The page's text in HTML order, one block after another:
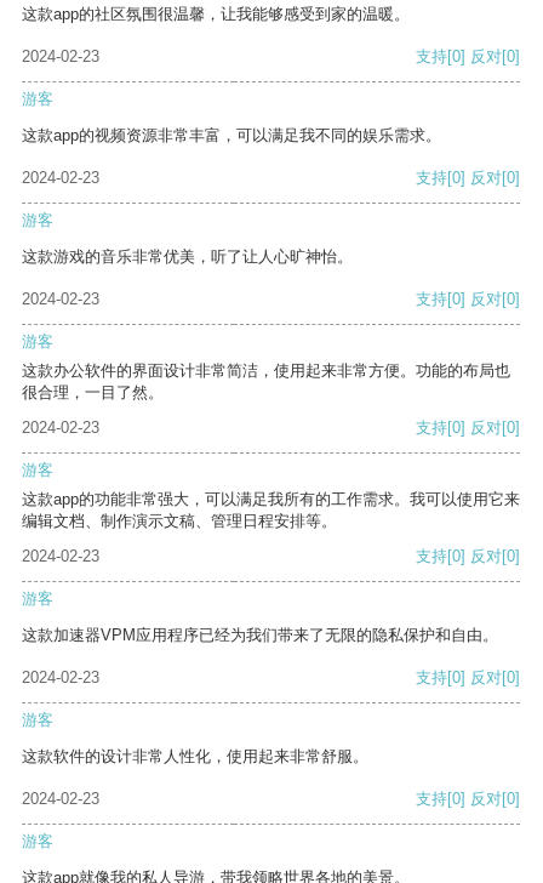
这款app的社区氛围很温馨，让我能够感受到家的温暖。
2024-02-23 支持[0] 反对[0]
游客
这款app的视频资源非常丰富，可以满足我不同的娱乐需求。
2024-02-23 支持[0] 反对[0]
游客
这款游戏的音乐非常优美，听了让人心旷神怡。
2024-02-23 支持[0] 反对[0]
游客
这款办公软件的界面设计非常简洁，使用起来非常方便。功能的布局也
很合理，一目了然。
2024-02-23
支持[0] 反对[0]
游客
这款app的功能非常强大，可以满足我所有的工作需求。我可以使用它来
编辑文档、制作演示文稿、管理日程安排等。
2024-02-23
支持[0] 反对[0]
游客
这款加速器VPM应用程序已经为我们带来了无限的隐私保护和自由。
2024-02-23 支持[0] 反对[0]
游客
这款软件的设计非常人性化，使用起来非常舒服。
2024-02-23 支持[0] 反对[0]
游客
这款app就像我的私人导游，带我领略世界各地的美景。